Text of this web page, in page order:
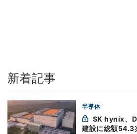
新着記事
半導体
建設に総額54.3